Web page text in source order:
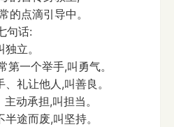
的点滴引导中。
句话:
立。
第一个举手,叫勇气。
礼让他人,叫善良。
动承担,叫担当。
途而废,叫坚持。